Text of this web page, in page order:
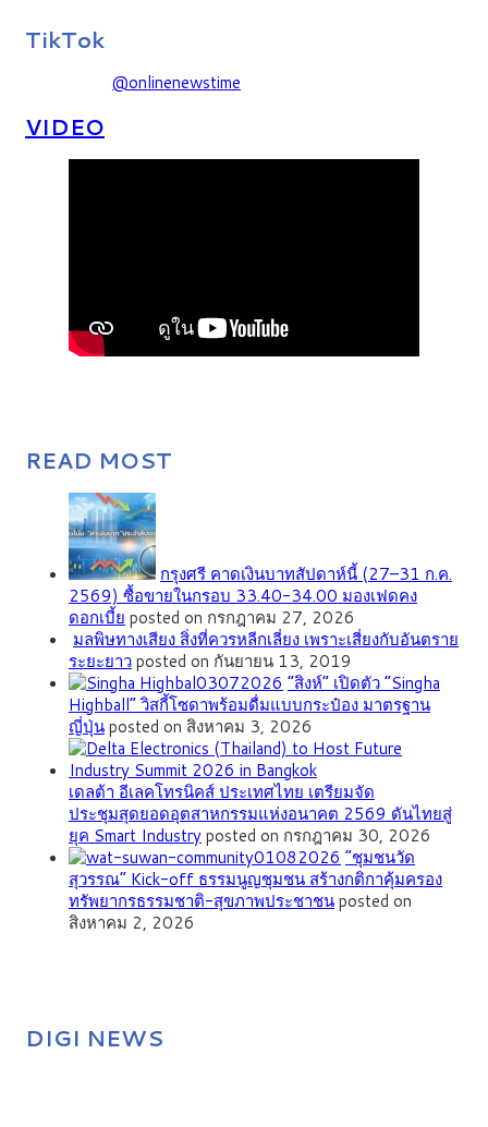
TikTok
@onlinenewstime
VIDEO
READ MOST
กรุงศรี คาดเงินบาทสัปดาห์นี้ (27–31 ก.ค.
2569) ซื้อขายในกรอบ 33.40-34.00 มองเฟดคง
ดอกเบี้ย posted on กรกฎาคม 27, 2026
มลพิษทางเสียง สิ่งที่ควรหลีกเลี่ยง เพราะเสี่ยงกับอันตราย
ระยะยาวposted on กันยายน 13, 2019
“สิงห์” เปิดตัว “Singha
Highball” วิสกี้โซดาพร้อมดื่มแบบกระป๋อง มาตรฐาน
ญี่ปุ่นposted on สิงหาคม 3, 2026
เดลต้า อีเลคโทรนิคส์ ประเทศไทย เตรียมจัด
ประชุมสุดยอดอุตสาหกรรมแห่งอนาคต 2569 ดันไทยสู่
ยุค Smart Industryposted on กรกฎาคม 30, 2026
”ชุมชนวัด
สุวรรณ” Kick-off ธรรมนูญชุมชน สร้างกติกาคุ้มครอง
ทรัพยากรธรรมชาติ-สุขภาพประชาชนposted on
สิงหาคม 2, 2026
DIGI NEWS